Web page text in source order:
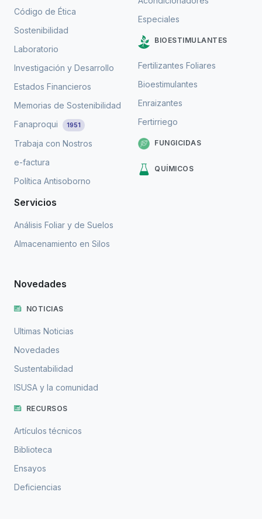
Código de Ética
Sostenibilidad
Laboratorio
Investigación y Desarrollo
Estados Financieros
Memorias de Sostenibilidad
Fanaproqui
1951
Trabaja con Nostros
e-factura
Política Antisoborno
Servicios
Análisis Foliar y de Suelos
Almacenamiento en Silos
Especiales
BIOESTIMULANTES
Fertilizantes Foliares
Bioestimulantes
Enraizantes
Fertirriego
FUNGICIDAS
QUÍMICOS
Novedades
NOTICIAS
Ultimas Noticias
Novedades
Sustentabilidad
ISUSA y la comunidad
RECURSOS
Artículos técnicos
Biblioteca
Ensayos
Deficiencias